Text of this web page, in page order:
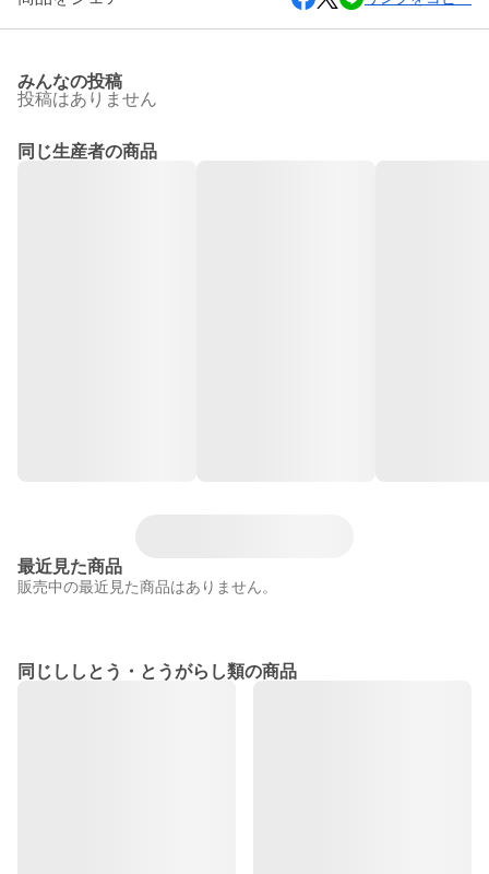
みんなの投稿
投稿はありません
同じ生産者の商品
最近見た商品
販売中の最近見た商品はありません。
同じししとう・とうがらし類の商品